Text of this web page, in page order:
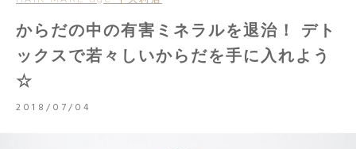
からだの中の有害ミネラルを退治！ デト
ックスで若々しいからだを手に入れよう
☆
2018/07/04